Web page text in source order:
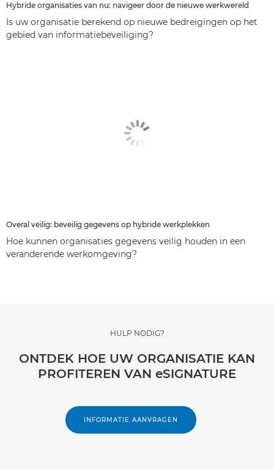
Hybride organisaties van nu: navigeer door de nieuwe werkwereld
Is uw organisatie berekend op nieuwe bedreigingen op het
gebied van informatiebeveiliging?
Overal veilig: beveilig gegevens op hybride werkplekken
Hoe kunnen organisaties gegevens veilig houden in een
veranderende werkomgeving?
HULP NODIG?
ONTDEK HOE UW ORGANISATIE KAN
PROFITEREN VAN eSIGNATURE
INFORMATIE AANVRAGEN